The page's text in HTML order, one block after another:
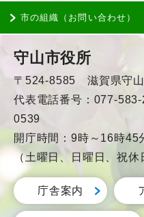
市の組織（お問い合わせ）
守山市役所
〒524-8585 滋賀県守
代表電話番号：077-
0539
開庁時間：9時～16時45
（土曜日、日曜日、祝休
庁舎案内